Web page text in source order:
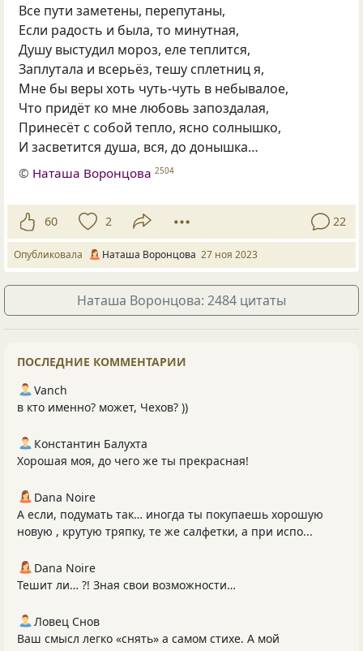
Все пути заметены, перепутаны,
Если радость и была, то минутная,
Душу выстудил мороз, еле теплится,
Заплутала и всерьёз, тешу сплетниц я,
Мне бы веры хоть чуть-чуть в небывалое,
Что придёт ко мне любовь запоздалая,
Принесёт с собой тепло, ясно солнышко,
И засветится душа, вся, до донышка…
© Наташа Воронцова 2504
60 2 22
Опубликовала Наташа Воронцова 27 ноя 2023
Наташа Воронцова: 2484 цитаты
ПОСЛЕДНИЕ КОММЕНТАРИИ
Vanch
в кто именно? может, Чехов? ))
Константин Балухта
Хорошая моя, до чего же ты прекрасная!
Dana Noire
А если, подумать так… иногда ты покупаешь хорошую
новую , крутую тряпку, те же салфетки, а при испо...
Dana Noire
Тешит ли… ?! Зная свои возможности…
Ловец Снов
Ваш смысл легко «снять» а самом стихе. А мой